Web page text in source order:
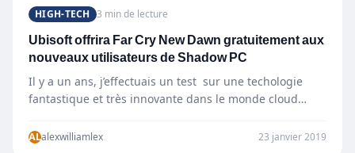
HIGH-TECH 3 min de lecture
Ubisoft offrira Far Cry New Dawn gratuitement aux
nouveaux utilisateurs de Shadow PC
Il y a un ans, j’effectuais un test sur une techologie
fantastique et très innovante dans le monde cloud…
ALalexwilliamlex 23 janvier 2019